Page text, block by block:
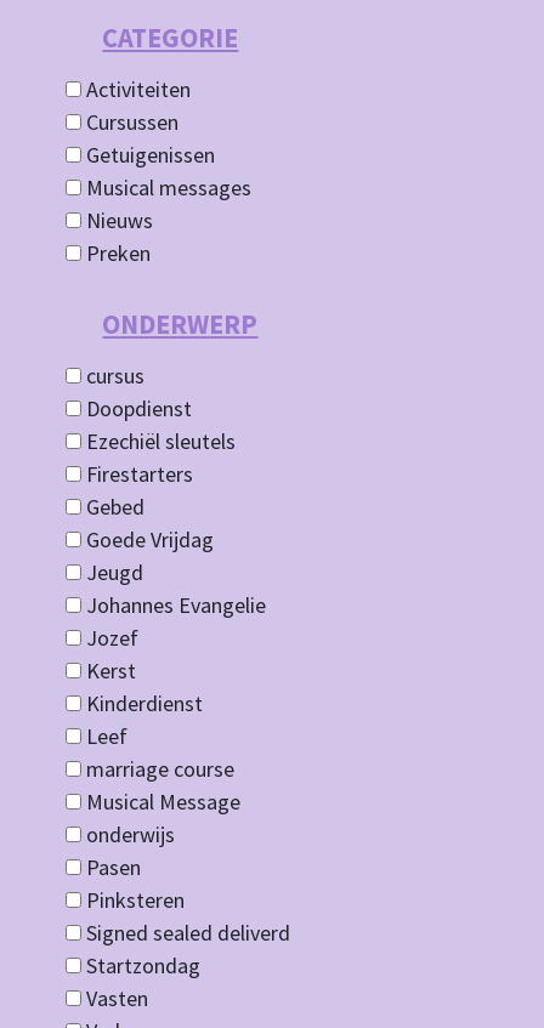
CATEGORIE
Activiteiten
Cursussen
Getuigenissen
Musical messages
Nieuws
Preken
ONDERWERP
cursus
Doopdienst
Ezechiël sleutels
Firestarters
Gebed
Goede Vrijdag
Jeugd
Johannes Evangelie
Jozef
Kerst
Kinderdienst
Leef
marriage course
Musical Message
onderwijs
Pasen
Pinksteren
Signed sealed deliverd
Startzondag
Vasten